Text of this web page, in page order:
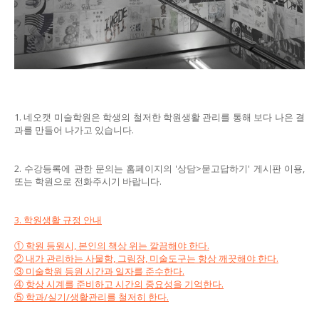
1. 네오캣 미술학원은 학생의 철저한 학원생활 관리를 통해 보다 나은 결
과를 만들어 나가고 있습니다.
2. 수강등록에 관한 문의는 홈페이지의 '상담>묻고답하기' 게시판 이용,
또는 학원으로 전화주시기 바랍니다.
3. 학원생활 규정 안내
① 학원 등원시, 본인의 책상 위는 깔끔해야 한다.
② 내가 관리하는 사물함, 그림장, 미술도구는 항상 깨끗해야 한다.
③ 미술학원 등원 시간과 일자를 준수한다.
④ 항상 시계를 준비하고 시간의 중요성을 기억한다.
⑤ 학과/실기/생활관리를 철저히 한다.